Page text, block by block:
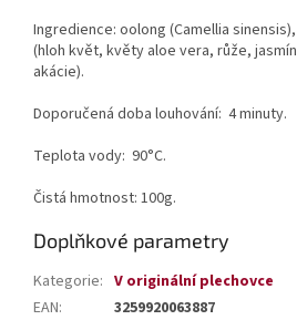
Ingredience: oolong (Camellia
(hloh květ, květy aloe vera, růže,
akácie).
Doporučená doba louhování: 4 minuty.
Teplota vody: 90°C.
Čistá hmotnost: 100g.
Doplňkové parametry
Kategorie: V originální plechovce
EAN: 3259920063887